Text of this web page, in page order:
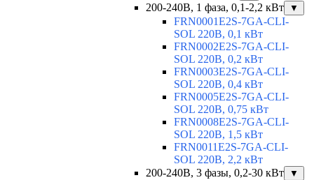
200-240В, 1 фаза, 0,1-2,2 кВт ▼
FRN0001E2S-7GA-CLI-
SOL 220В, 0,1 кВт
FRN0002E2S-7GA-CLI-
SOL 220В, 0,2 кВт
FRN0003E2S-7GA-CLI-
SOL 220В, 0,4 кВт
FRN0005E2S-7GA-CLI-
SOL 220В, 0,75 кВт
FRN0008E2S-7GA-CLI-
SOL 220В, 1,5 кВт
FRN0011E2S-7GA-CLI-
SOL 220В, 2,2 кВт
200-240В, 3 фазы, 0,2-30 кВт
▼